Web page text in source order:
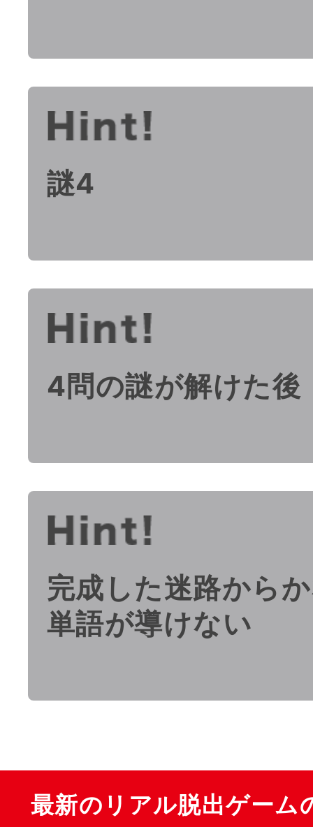
謎4
4問の謎が解けた後
完成した迷路から
単語が導けない
最新のリアル脱出ゲーム